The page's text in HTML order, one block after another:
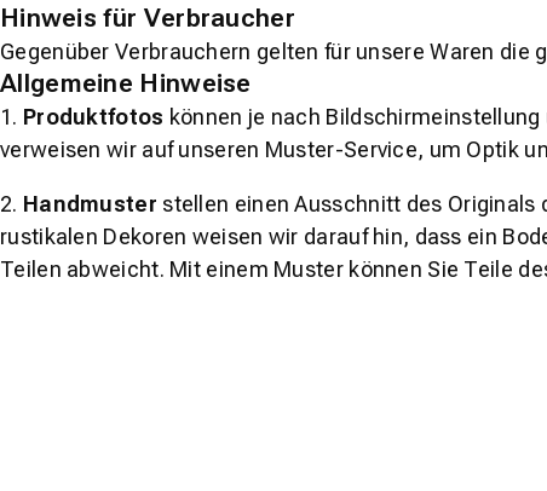
Hinweis für Verbraucher
Gegenüber Verbrauchern gelten für unsere Waren
Allgemeine Hinweise
1. Produktfotos können je nach
verweisen wir auf unseren Muster-Service, um Optik
2. Handmuster stellen einen Ausschnitt des Originals
rustikalen Dekoren weisen wir darauf hin, dass ein
Teilen abweicht. Mit einem Muster können Sie Teile